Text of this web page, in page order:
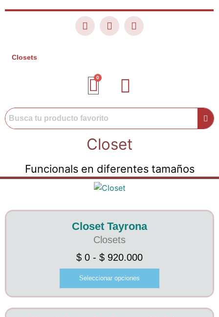
Closets
Closet
Funcionals en diferentes tamaños
Closet Tayrona
Closets
$ 0 - $ 920.000
Seleccionar opciones